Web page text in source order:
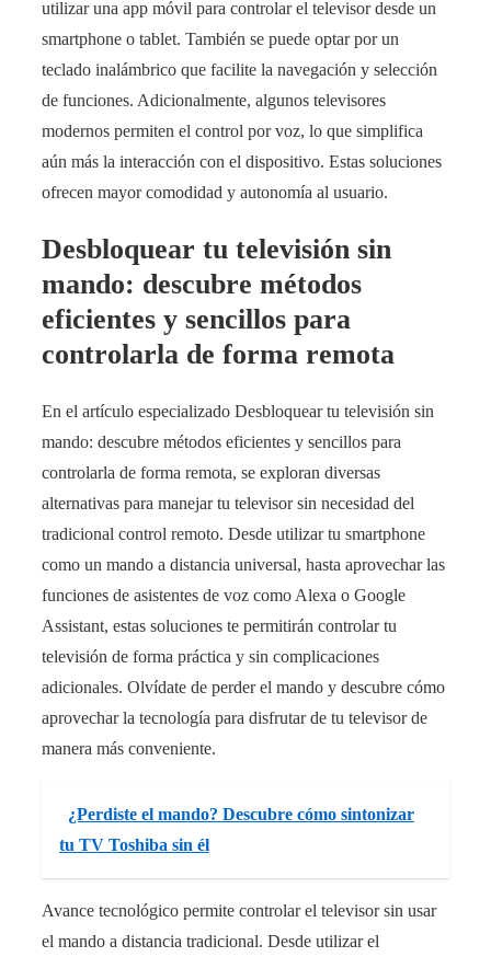
utilizar una app móvil para controlar el televisor desde un
smartphone o tablet. También se puede optar por un
teclado inalámbrico que facilite la navegación y selección
de funciones. Adicionalmente, algunos televisores
modernos permiten el control por voz, lo que simplifica
aún más la interacción con el dispositivo. Estas soluciones
ofrecen mayor comodidad y autonomía al usuario.
Desbloquear tu televisión sin
mando: descubre métodos
eficientes y sencillos para
controlarla de forma remota
En el artículo especializado Desbloquear tu televisión sin
mando: descubre métodos eficientes y sencillos para
controlarla de forma remota, se exploran diversas
alternativas para manejar tu televisor sin necesidad del
tradicional control remoto. Desde utilizar tu smartphone
como un mando a distancia universal, hasta aprovechar las
funciones de asistentes de voz como Alexa o Google
Assistant, estas soluciones te permitirán controlar tu
televisión de forma práctica y sin complicaciones
adicionales. Olvídate de perder el mando y descubre cómo
aprovechar la tecnología para disfrutar de tu televisor de
manera más conveniente.
¿Perdiste el mando? Descubre cómo sintonizar
tu TV Toshiba sin él
Avance tecnológico permite controlar el televisor sin usar
el mando a distancia tradicional. Desde utilizar el